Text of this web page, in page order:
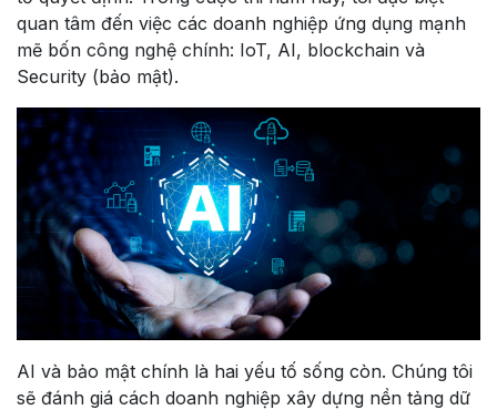
quan tâm đến việc các doanh nghiệp ứng dụng mạnh
mẽ bốn công nghệ chính: IoT, AI, blockchain và
Security (bảo mật).
AI và bảo mật chính là hai yếu tố sống còn. Chúng tôi
sẽ đánh giá cách doanh nghiệp xây dựng nền tảng dữ